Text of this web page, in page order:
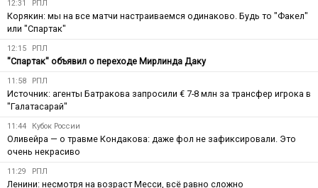
12:31 РПЛ
Корякин: мы на все матчи настраиваемся одинаково. Будь то "Факел"
или "Спартак"
12:15 РПЛ
"Спартак" объявил о переходе Мирлинда Даку
11:58 РПЛ
Источник: агенты Батракова запросили € 7-8 млн за трансфер игрока в
"Галатасарай"
11:44 Кубок России
Оливейра — о травме Кондакова: даже фол не зафиксировали. Это
очень некрасиво
11:29 РПЛ
Ленини: несмотря на возраст Месси, всё равно сложно